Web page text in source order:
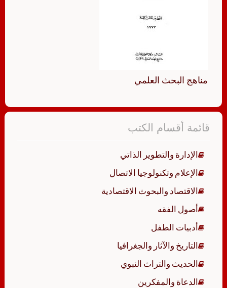
مناهج البحث العلمي
قائمة أقسام الكتب
الإدارة والتطوير الذاتي
الإعلام وتكنولوجيا الاتصال
الاقتصاد والبحوث الاقتصادية
أصول الفقه
أدبيات الطفل
التاريخ والآثار والجغرافيا
الحديث والتراث النبوي
الدعاة والمفكرين